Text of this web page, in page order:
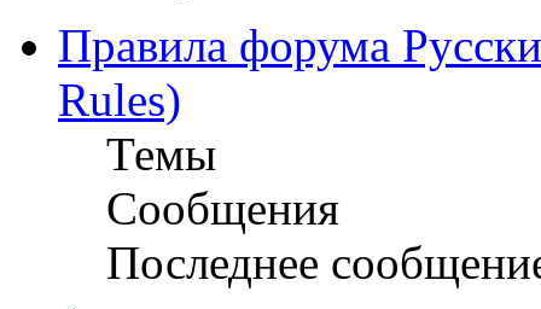
Правила форума
Rules)
Темы
Сообщения
Последнее